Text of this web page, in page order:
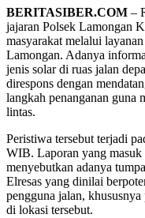
BERITASIBER.COM –
jajaran Polsek Lamongan
masyarakat melalui
Lamongan. Adanya
jenis solar di ruas jalan
direspons dengan
langkah penanganan guna
lintas.
Peristiwa tersebut terjadi
WIB. Laporan yang masuk
menyebutkan adanya
Elresas yang dinilai
pengguna jalan,
di lokasi tersebut.